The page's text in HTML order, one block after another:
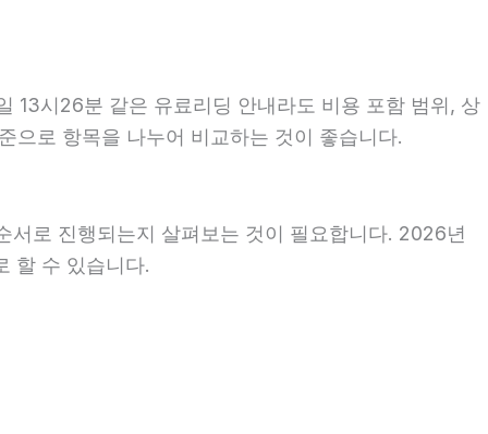
13시26분 같은 유료리딩 안내라도 비용 포함 범위, 상
으로 항목을 나누어 비교하는 것이 좋습니다.
로 진행되는지 살펴보는 것이 필요합니다. 2026년
할 수 있습니다.